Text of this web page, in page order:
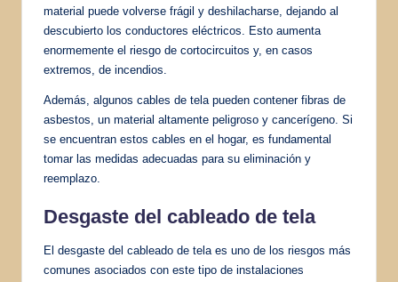
material puede volverse frágil y deshilacharse, dejando al
descubierto los conductores eléctricos. Esto aumenta
enormemente el riesgo de cortocircuitos y, en casos
extremos, de incendios.
Además, algunos cables de tela pueden contener fibras de
asbestos, un material altamente peligroso y cancerígeno. Si
se encuentran estos cables en el hogar, es fundamental
tomar las medidas adecuadas para su eliminación y
reemplazo.
Desgaste del cableado de tela
El desgaste del cableado de tela es uno de los riesgos más
comunes asociados con este tipo de instalaciones